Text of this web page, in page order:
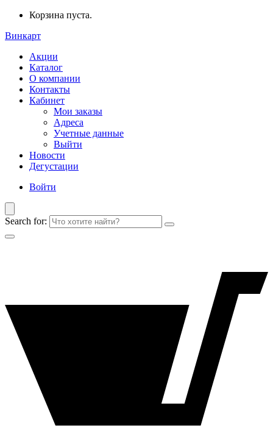
Корзина пуста.
Винкарт
Акции
Каталог
О компании
Контакты
Кабинет
Мои заказы
Адреса
Учетные данные
Выйти
Новости
Дегустации
Войти
Search for: